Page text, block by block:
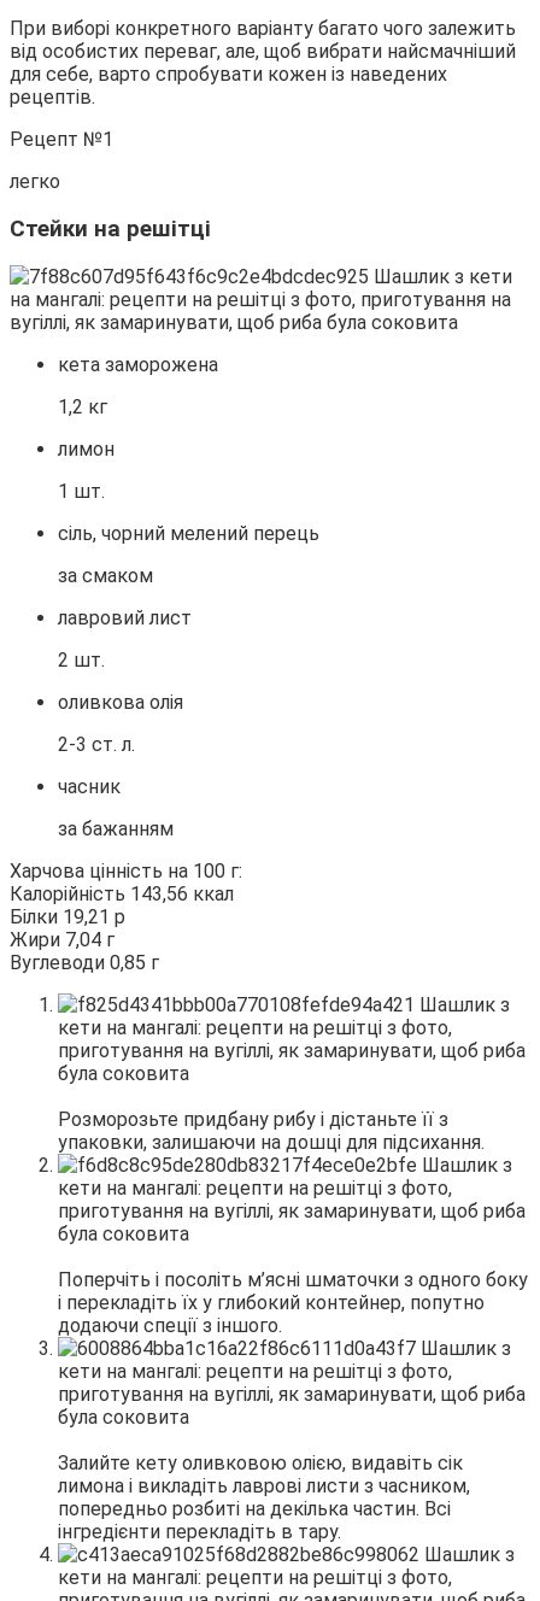
При виборі конкретного варіанту багато чого залежить
від особистих переваг, але, щоб вибрати найсмачніший
для себе, варто спробувати кожен із наведених
рецептів.
Рецепт №1
легко
Стейки на решітці
кета заморожена
1,2 кг
лимон
1 шт.
сіль, чорний мелений перець
за смаком
лавровий лист
2 шт.
оливкова олія
2-3 ст. л.
часник
за бажанням
Харчова цінність на 100 г:
Калорійність 143,56 ккал
Білки 19,21 р
Жири 7,04 г
Вуглеводи 0,85 г
Розморозьте придбану рибу і дістаньте її з
упаковки, залишаючи на дошці для підсихання.
Поперчіть і посоліть м’ясні шматочки з одного боку
і перекладіть їх у глибокий контейнер, попутно
додаючи спеції з іншого.
Залийте кету оливковою олією, видавіть сік
лимона і викладіть лаврові листи з часником,
попередньо розбиті на декілька частин. Всі
інгредієнти перекладіть в тару.